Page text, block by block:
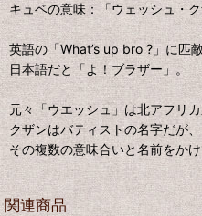
キュベの意味：「ウェッシュ・
英語の「What’s up bro ?」に匹
日本語だと「よ！ブラザー」。
元々「ウエッシュ」は北アフリ
クザンはバティストの名字だが
その複数の意味合いと名前をか
関連商品